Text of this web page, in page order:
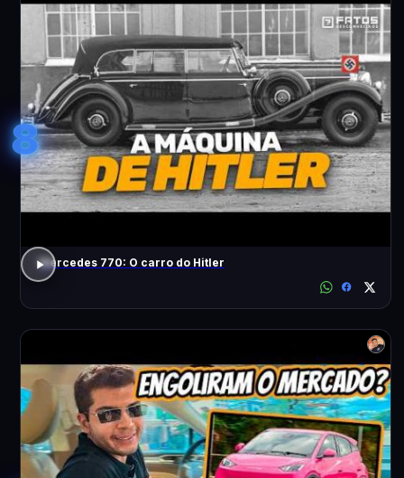
8
Mercedes 770: O carro do Hitler